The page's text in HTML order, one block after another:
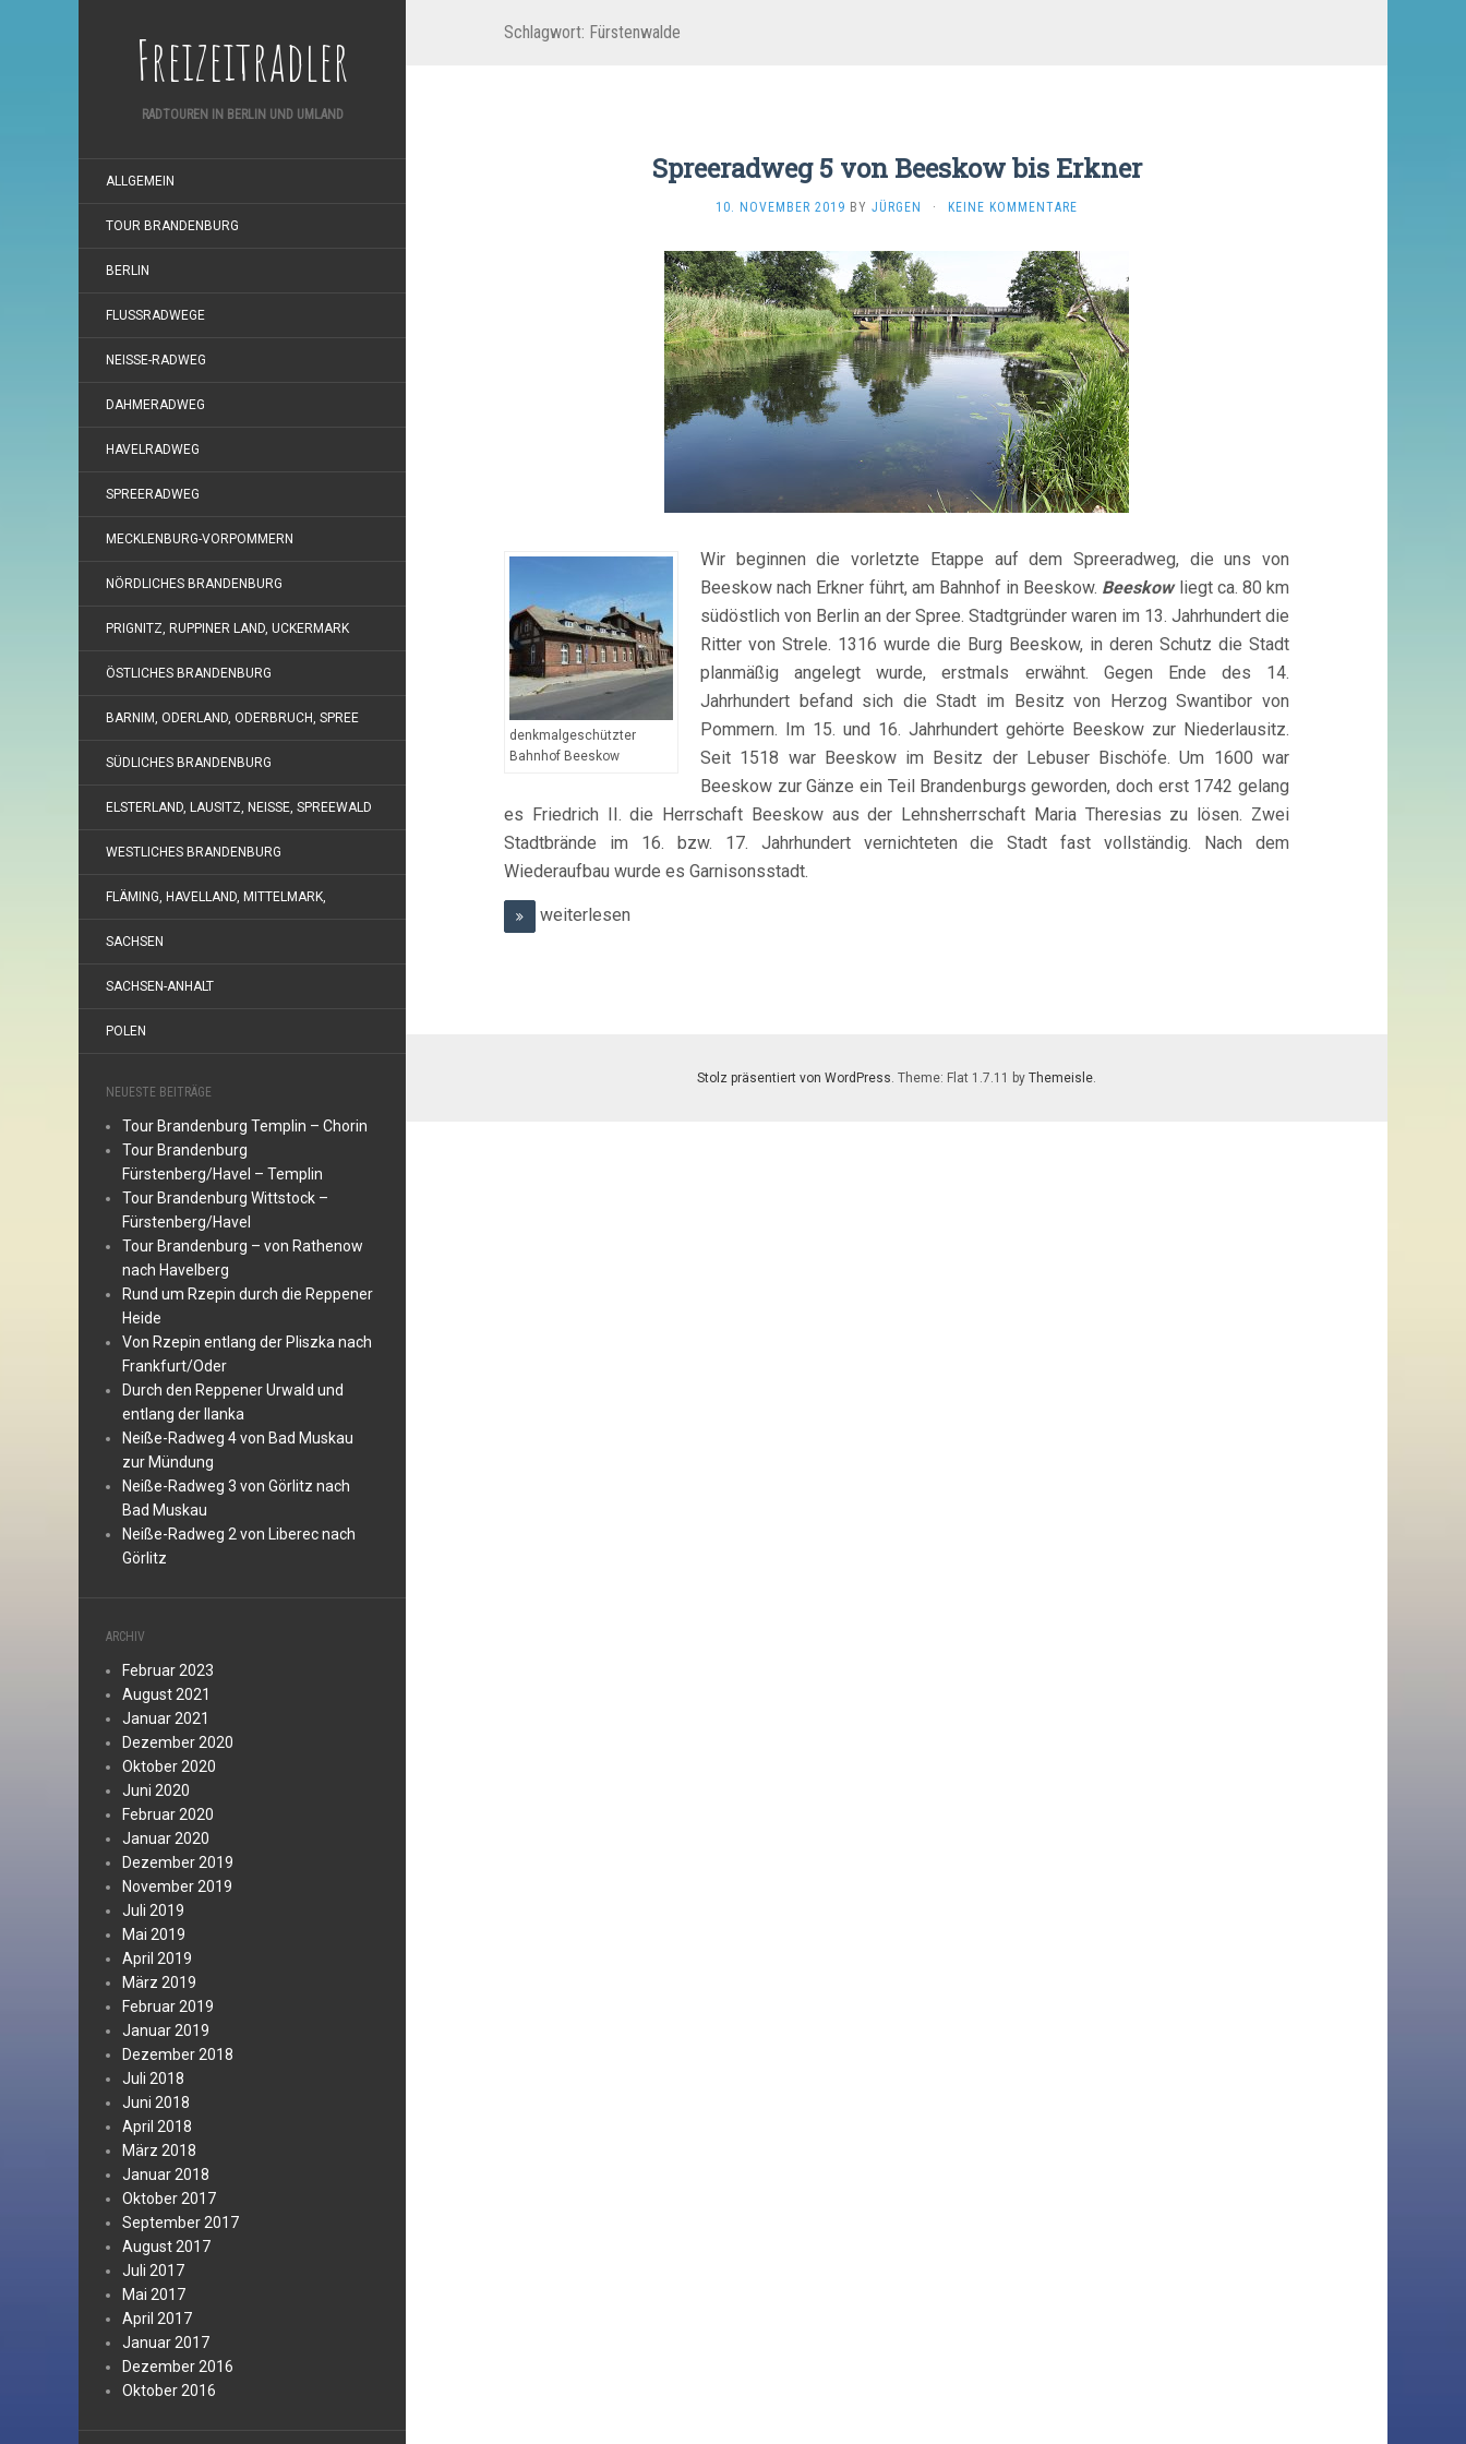
Freizeitradler
RADTOUREN IN BERLIN UND UMLAND
ALLGEMEIN
TOUR BRANDENBURG
BERLIN
FLUSSRADWEGE
NEISSE-RADWEG
DAHMERADWEG
HAVELRADWEG
SPREERADWEG
MECKLENBURG-VORPOMMERN
NÖRDLICHES BRANDENBURG
PRIGNITZ, RUPPINER LAND, UCKERMARK
ÖSTLICHES BRANDENBURG
BARNIM, ODERLAND, ODERBRUCH, SPREE
SÜDLICHES BRANDENBURG
ELSTERLAND, LAUSITZ, NEISSE, SPREEWALD
WESTLICHES BRANDENBURG
FLÄMING, HAVELLAND, MITTELMARK,
SACHSEN
SACHSEN-ANHALT
POLEN
NEUESTE BEITRÄGE
Tour Brandenburg Templin – Chorin
Tour Brandenburg
Fürstenberg/Havel – Templin
Tour Brandenburg Wittstock –
Fürstenberg/Havel
Tour Brandenburg – von Rathenow
nach Havelberg
Rund um Rzepin durch die Reppener
Heide
Von Rzepin entlang der Pliszka nach
Frankfurt/Oder
Durch den Reppener Urwald und
entlang der Ilanka
Neiße-Radweg 4 von Bad Muskau
zur Mündung
Neiße-Radweg 3 von Görlitz nach
Bad Muskau
Neiße-Radweg 2 von Liberec nach
Görlitz
ARCHIV
Februar 2023
August 2021
Januar 2021
Dezember 2020
Oktober 2020
Juni 2020
Februar 2020
Januar 2020
Dezember 2019
November 2019
Juli 2019
Mai 2019
April 2019
März 2019
Februar 2019
Januar 2019
Dezember 2018
Juli 2018
Juni 2018
April 2018
März 2018
Januar 2018
Oktober 2017
September 2017
August 2017
Juli 2017
Mai 2017
April 2017
Januar 2017
Dezember 2016
Oktober 2016
Schlagwort: Fürstenwalde
Spreeradweg 5 von Beeskow bis Erkner
10. NOVEMBER 2019 BY JÜRGEN · KEINE KOMMENTARE
denkmalgeschützter
Bahnhof Beeskow
Wir beginnen die vorletzte Etappe auf dem Spreeradweg, die uns von
Beeskow nach Erkner führt, am Bahnhof in Beeskow. Beeskowliegt ca. 80 km
südöstlich von Berlin an der Spree. Stadtgründer waren im 13. Jahrhundert die
Ritter von Strele. 1316 wurde die Burg Beeskow, in deren Schutz die Stadt
planmäßig angelegt wurde, erstmals erwähnt. Gegen Ende des 14.
Jahrhundert befand sich die Stadt im Besitz von Herzog Swantibor von
Pommern. Im 15. und 16. Jahrhundert gehörte Beeskow zur Niederlausitz.
Seit 1518 war Beeskow im Besitz der Lebuser Bischöfe. Um 1600 war
Beeskow zur Gänze ein Teil Brandenburgs geworden, doch erst 1742 gelang
es Friedrich II. die Herrschaft Beeskow aus der Lehnsherrschaft Maria Theresias zu lösen. Zwei
Stadtbrände im 16. bzw. 17. Jahrhundert vernichteten die Stadt fast vollständig. Nach dem
Wiederaufbau wurde es Garnisonsstadt.
weiterlesen
Stolz präsentiert von WordPress. Theme: Flat 1.7.11 by Themeisle.